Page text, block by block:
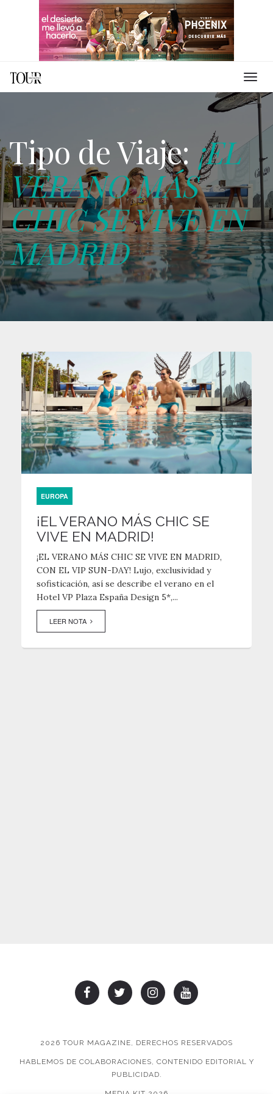
Tipo de Viaje: ¡EL
VERANO MÁS
CHIC SE VIVE EN
MADRID
EUROPA
¡EL VERANO MÁS CHIC SE
VIVE EN MADRID!
¡EL VERANO MÁS CHIC SE VIVE EN MADRID,
CON EL VIP SUN-DAY! Lujo, exclusividad y
sofisticación, así se describe el verano en el
Hotel VP Plaza España Design 5*,...
LEER NOTA
2026 TOUR MAGAZINE, DERECHOS RESERVADOS
HABLEMOS DE COLABORACIONES, CONTENIDO EDITORIAL Y
PUBLICIDAD.